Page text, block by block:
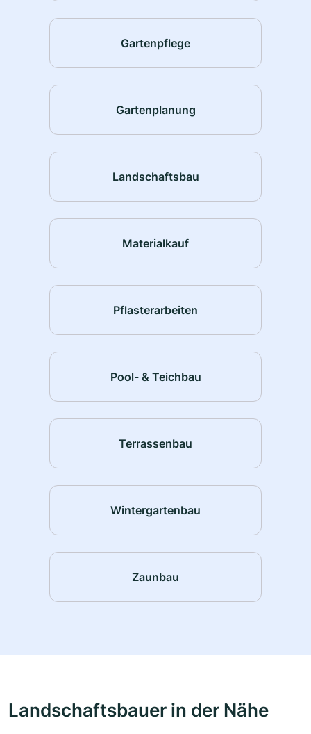
Gartenpflege
Gartenplanung
Landschaftsbau
Materialkauf
Pflasterarbeiten
Pool- & Teichbau
Terrassenbau
Wintergartenbau
Zaunbau
Landschaftsbauer in der Nähe